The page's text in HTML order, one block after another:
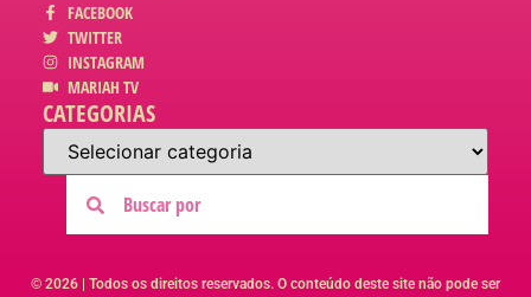
FACEBOOK
TWITTER
INSTAGRAM
MARIAH TV
CATEGORIAS
© 2026 | Todos os direitos reservados. O conteúdo deste site não pode ser